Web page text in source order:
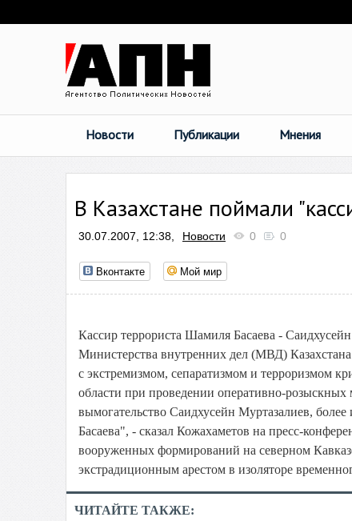
Новости Публикации Мнения
В Казахстане поймали
30.07.2007, 12:38, Новости 0 0
Вконтакте Мой мир
Кассир террориста Шамиля Басаева -
Министерства внутренних дел (МВД)
с экстремизмом, сепаратизмом и терроризмом
области при проведении оперативно-
вымогательство Саидхусейн Муртазалиев,
Басаева", - сказал Кожахаметов на пресс-
вооруженных формирований на северном
экстрадиционным арестом в изоляторе
ЧИТАЙТЕ ТАКЖЕ: